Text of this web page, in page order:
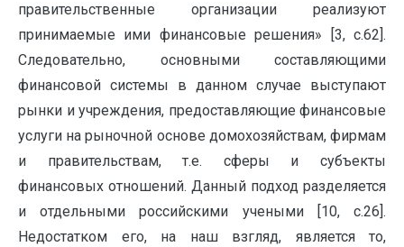
правительственные организации реализуют
принимаемые ими фи­нансовые решения» [3, с.62].
Следовательно, основными составляющими
финансовой системы в данном случае выступают
рынки и учреждения, предоставляющие финансовые
услуги на рыночной основе домохозяйствам, фирмам
и правительствам, т.е. сферы и субъекты
финансовых отношений. Данный подход разделяется
и отдельными российскими учеными [10, с.26].
Недостатком его, на наш взгляд, является то,